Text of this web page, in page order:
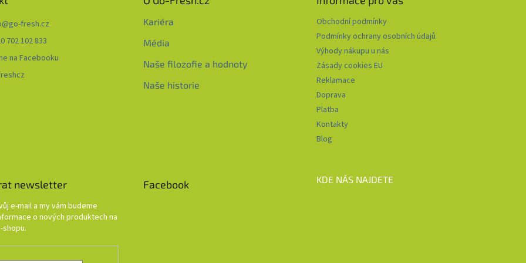
@go-fresh.cz
702 102 833
na Facebooku
Kariéra
Média
Naše filozofie a hodnoty
Naše historie
Obchodní podmínky
Podmínky ochrany osobních údajů
Výhody nákupu u nás
Zásady cookies EU
Reklamace
Doprava
Platba
Kontakty
Blog
newsletter
e-mail a my vám budeme
o nových produktech na
shopu.
Facebook KDE NÁS NAJDETE